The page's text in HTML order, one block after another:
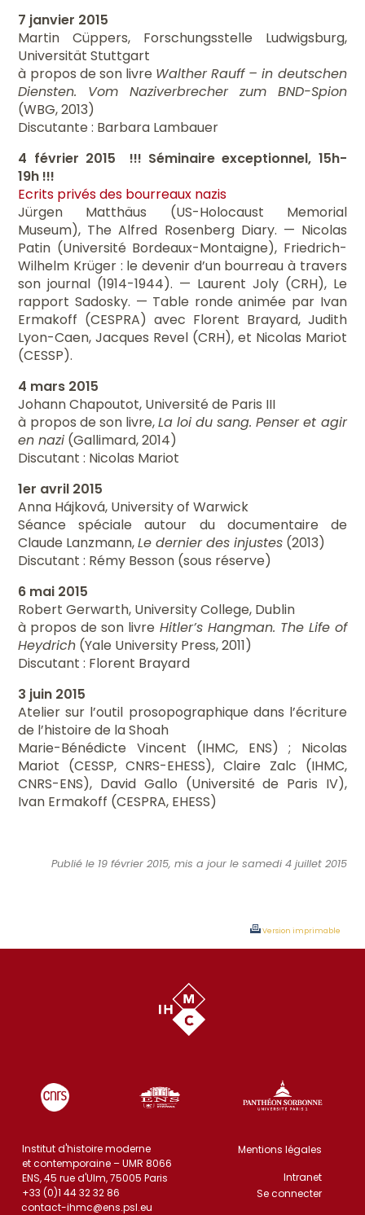
7 janvier 2015
Martin Cüppers, Forschungsstelle Ludwigsburg,
Universität Stuttgart
à propos de son livre Walther Rauff – in deutschen
Diensten. Vom Naziverbrecher zum BND-Spion
(WBG, 2013)
Discutante : Barbara Lambauer
4 février 2015
!!! Séminaire exceptionnel, 15h-
19h !!!
Ecrits privés des bourreaux nazis
Jürgen Matthäus (US-Holocaust Memorial
Museum), The Alfred Rosenberg Diary. — Nicolas
Patin (Université Bordeaux-Montaigne), Friedrich-
Wilhelm Krüger : le devenir d’un bourreau à travers
son journal (1914-1944). — Laurent Joly (CRH), Le
rapport Sadosky. — Table ronde animée par Ivan
Ermakoff (CESPRA) avec Florent Brayard, Judith
Lyon-Caen, Jacques Revel (CRH), et Nicolas Mariot
(CESSP).
4 mars 2015
Johann Chapoutot, Université de Paris III
à propos de son livre,La loi du sang. Penser et agir
en nazi (Gallimard, 2014)
Discutant : Nicolas Mariot
1er avril 2015
Anna Hájková, University of Warwick
Séance spéciale autour du documentaire de
Claude Lanzmann,Le dernier des injustes (2013)
Discutant : Rémy Besson (sous réserve)
6 mai 2015
Robert Gerwarth, University College, Dublin
à propos de son livre Hitler’s Hangman. The Life of
Heydrich (Yale University Press, 2011)
Discutant : Florent Brayard
3 juin 2015
Atelier sur l’outil prosopographique dans l’écriture
de l’histoire de la Shoah
Marie-Bénédicte Vincent (IHMC, ENS) ; Nicolas
Mariot (CESSP, CNRS-EHESS), Claire Zalc (IHMC,
CNRS-ENS), David Gallo (Université de Paris IV),
Ivan Ermakoff (CESPRA, EHESS)
Publié le 19 février 2015, mis a jour le samedi 4 juillet 2015
Version imprimable
Institut d'histoire moderne
et contemporaine – UMR 8066
ENS, 45 rue d'Ulm, 75005 Paris
+33 (0)1 44 32 32 86
contact-ihmc@ens.psl.eu
Mentions légales
Intranet
Se connecter